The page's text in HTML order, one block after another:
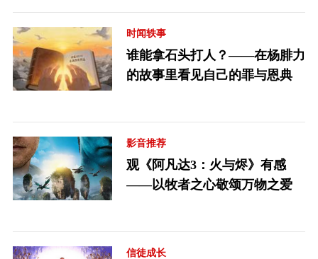
时闻轶事
谁能拿石头打人？——在杨腓力
的故事里看见自己的罪与恩典
影音推荐
观《阿凡达3：火与烬》有感
——以牧者之心敬颂万物之爱
信徒成长